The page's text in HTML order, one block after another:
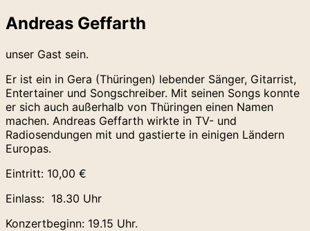
Andreas Geffarth
unser Gast sein.
Er ist ein in Gera (Thüringen) lebender Sänger, Gitarrist,
Entertainer und Songschreiber. Mit seinen Songs konnte
er sich auch außerhalb von Thüringen einen Namen
machen. Andreas Geffarth wirkte in TV- und
Radiosendungen mit und gastierte in einigen Ländern
Europas.
Eintritt: 10,00 €
Einlass: 18.30 Uhr
Konzertbeginn: 19.15 Uhr.